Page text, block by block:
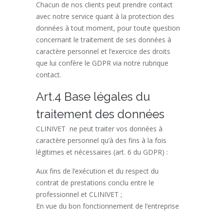
Chacun de nos clients peut prendre contact
avec notre service quant à la protection des
données à tout moment, pour toute question
concernant le traitement de ses données à
caractère personnel et l’exercice des droits
que lui confère le GDPR via notre rubrique
contact.
Art.4 Base légales du
traitement des données
CLINIVET ne peut traiter vos données à
caractère personnel qu’à des fins à la fois
légitimes et nécessaires (art. 6 du GDPR) :
Aux fins de l’exécution et du respect du
contrat de prestations conclu entre le
professionnel et CLINIVET ;
En vue du bon fonctionnement de l’entreprise